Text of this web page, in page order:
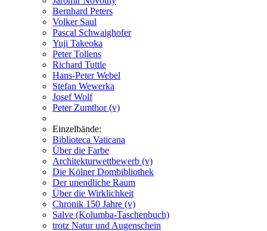
Bernhard Peters
Volker Saul
Pascal Schwaighofer
Yuji Takeoka
Peter Tollens
Richard Tuttle
Hans-Peter Webel
Stefan Wewerka
Josef Wolf
Peter Zumthor (v)
Einzelbände:
Biblioteca Vaticana
Über die Farbe
Architekturwettbewerb (v)
Die Kölner Dombibliothek
Der unendliche Raum
Über die Wirklichkeit
Chronik 150 Jahre (v)
Salve (Kolumba-Taschenbuch)
trotz Natur und Augenschein